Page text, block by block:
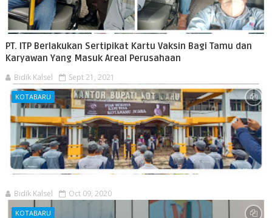
PT. ITP Berlakukan Sertipikat Kartu Vaksin Bagi Tamu dan
Karyawan Yang Masuk Areal Perusahaan
Bidik Kalsel Sept 21, 2021
KOTABARU
Bidik Kalsel Oct 09, 2020
KOTABARU